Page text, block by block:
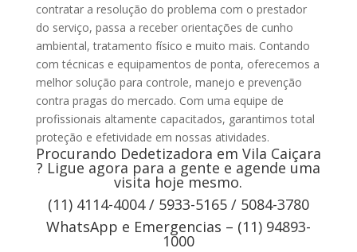
contratar a resolução do problema com o prestador
do serviço, passa a receber orientações de cunho
ambiental, tratamento físico e muito mais. Contando
com técnicas e equipamentos de ponta, oferecemos a
melhor solução para controle, manejo e prevenção
contra pragas do mercado. Com uma equipe de
profissionais altamente capacitados, garantimos total
proteção e efetividade em nossas atividades.
Procurando Dedetizadora em Vila Caiçara
? Ligue agora para a gente e agende uma
visita hoje mesmo.
(11) 4114-4004 / 5933-5165 / 5084-3780
WhatsApp e Emergencias – (11) 94893-
1000